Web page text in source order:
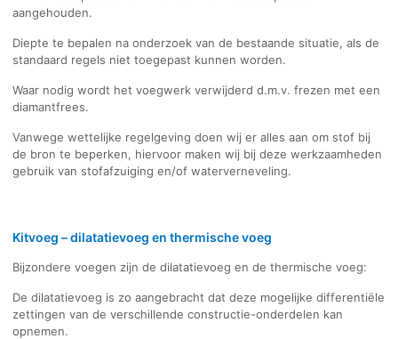
aangehouden.
Diepte te bepalen na onderzoek van de bestaande situatie, als de
standaard regels niet toegepast kunnen worden.
Waar nodig wordt het voegwerk verwijderd d.m.v. frezen met een
diamantfrees.
Vanwege wettelijke regelgeving doen wij er alles aan om stof bij
de bron te beperken, hiervoor maken wij bij deze werkzaamheden
gebruik van stofafzuiging en/of waterverneveling.
Kitvoeg – dilatatievoeg en thermische voeg
Bijzondere voegen zijn de dilatatievoeg en de thermische voeg:
De dilatatievoeg is zo aangebracht dat deze mogelijke differentiële
zettingen van de verschillende constructie-onderdelen kan
opnemen.